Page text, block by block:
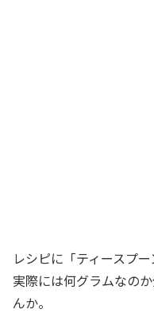
レシピに「ティースプ
実際には何グラムなの
んか。